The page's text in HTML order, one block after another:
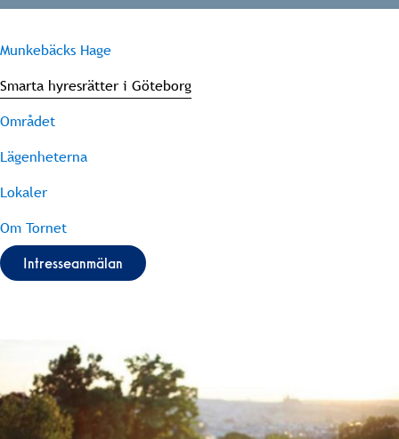
Munkebäcks Hage
Smarta hyresrätter i Göteborg
Området
Lägenheterna
Lokaler
Om Tornet
Intresseanmälan